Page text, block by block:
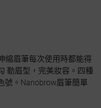
縮眉筆每次使用時都能得
勒眉型，完美妝容。四種
號。Nanobrow眉筆簡單